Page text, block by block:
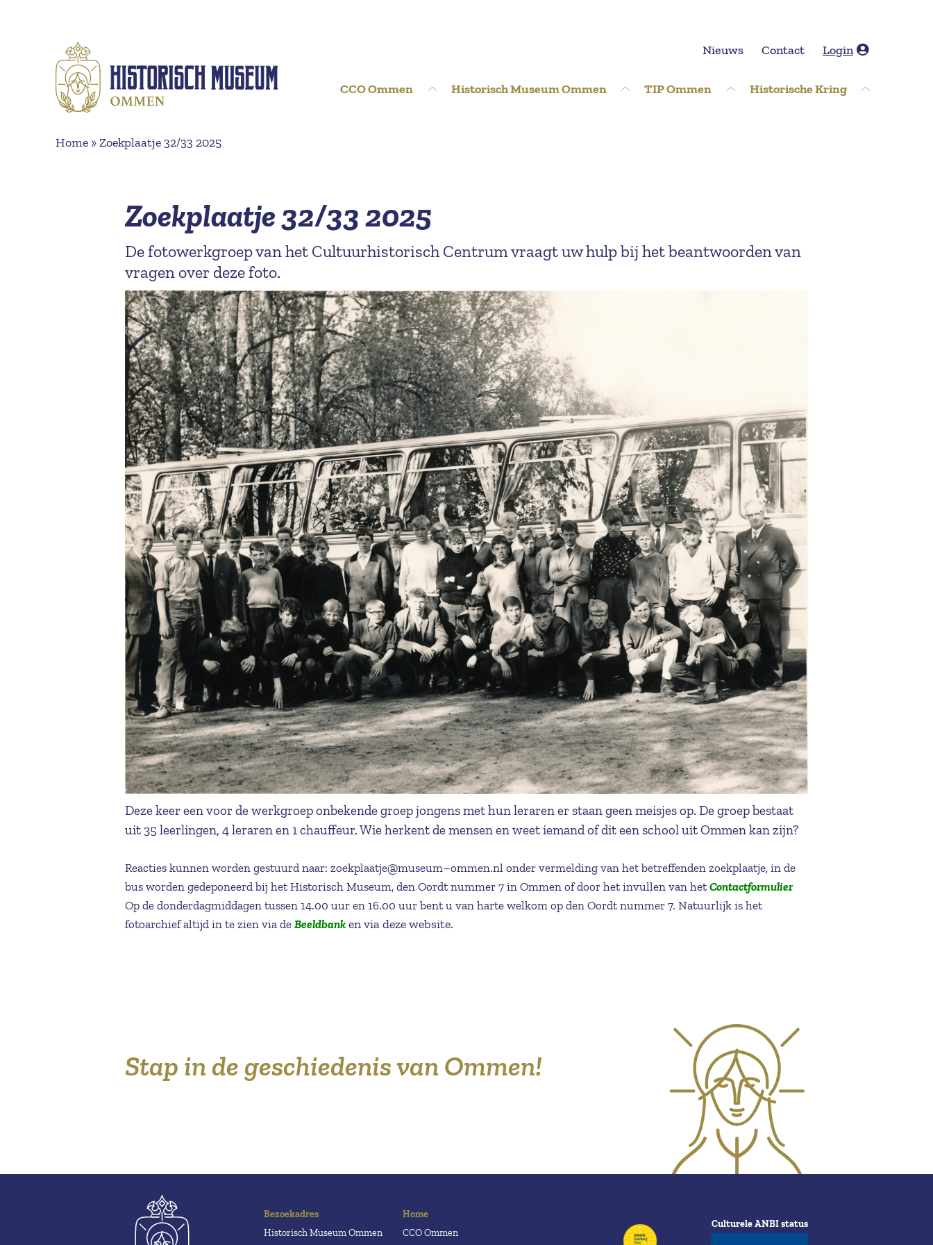
Nieuws Contact Login
CCO Ommen Historisch Museum Ommen TIP Ommen Historische Kring
Home »Zoekplaatje 32/33 2025
Zoekplaatje 32/33 2025
De fotowerkgroep van het Cultuurhistorisch Centrum vraagt uw hulp bij het beantwoorden van
vragen over deze foto.
Deze keer een voor de werkgroep onbekende groep jongens met hun leraren er staan geen meisjes op. De groep bestaat
uit 35 leerlingen, 4 leraren en 1 chauffeur. Wie herkent de mensen en weet iemand of dit een school uit Ommen kan zijn?
Reacties kunnen worden gestuurd naar: zoekplaatje@museum–ommen.nl onder vermelding van het betreffenden zoekplaatje, in de
bus worden gedeponeerd bij het Historisch Museum, den Oordt nummer 7 in Ommen of door het invullen van het Contactformulier
Op de donderdagmiddagen tussen 14.00 uur en 16.00 uur bent u van harte welkom op den Oordt nummer 7. Natuurlijk is het
fotoarchief altijd in te zien via de Beeldbank en via deze website.
Stap in de geschiedenis van Ommen!
Bezoekadres
Historisch Museum Ommen
Home
CCO Ommen
Culturele ANBI status